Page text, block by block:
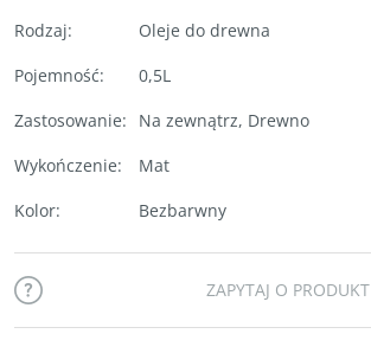
Rodzaj:
Oleje do drewna
Pojemność:
0,5L
Zastosowanie: Na zewnątrz, Drewno
Wykończenie:
Mat
Kolor: Bezbarwny
ZAPYTAJ O PRODUKT